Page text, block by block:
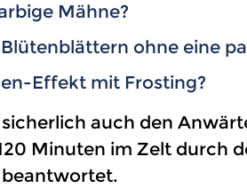
Mähne?
ohne eine
Effekt mit Frosting?
auch den
Minuten im Zelt durch